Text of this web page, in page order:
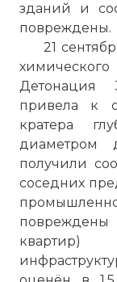
зданий и
повреждены.
21
Детонация
привела к
кратера
диаметром
получили
соседних
квартир)